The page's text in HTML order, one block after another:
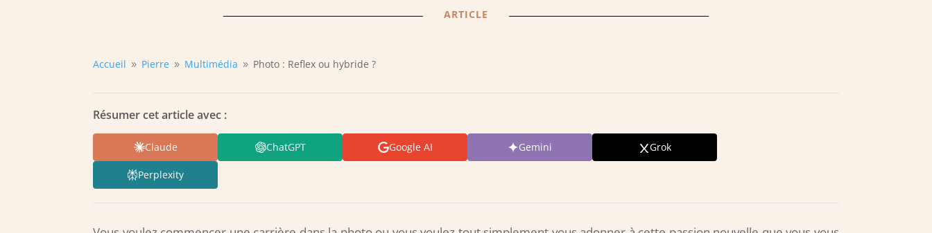
ARTICLE
Accueil 9 Pierre 9 Multimédia 9 Photo : Reflex ou hybride ?
Résumer cet article avec :
Claude ChatGPT Google AI Gemini Grok
Perplexity